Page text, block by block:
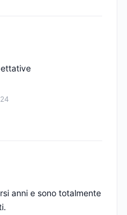
anni e sono totalmente